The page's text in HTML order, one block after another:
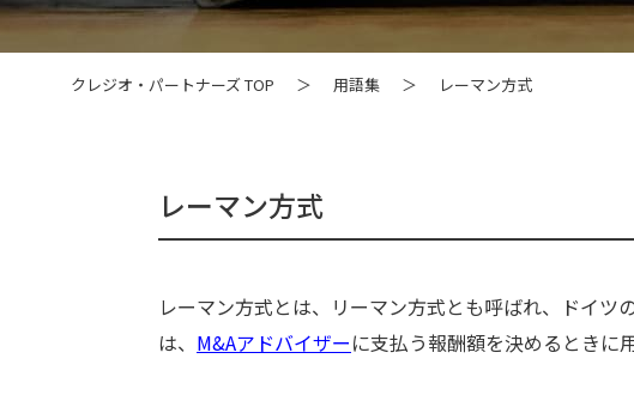
クレジオ・パートナーズ TOP ＞ 用語集 ＞ レーマン方式
レーマン方式
レーマン方式とは、リーマン方式とも呼ばれ、ドイツ
は、 M&Aアドバイザーに支払う報酬額を決めるときに